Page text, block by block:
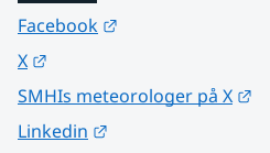
Facebook
X
SMHIs meteorologer på X
Linkedin